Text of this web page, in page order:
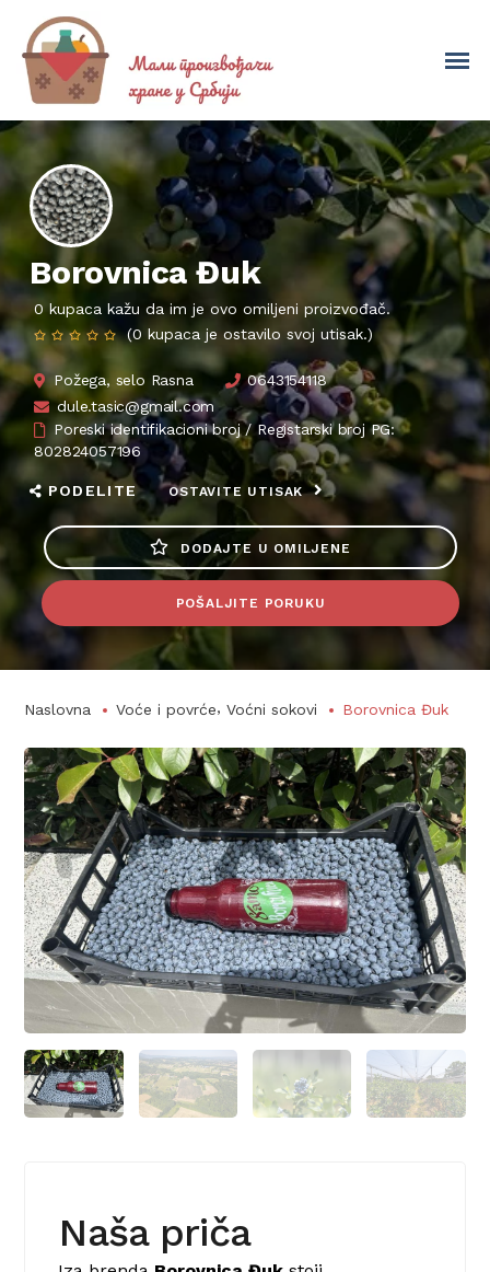
Borovnica Đuk
0 kupaca kažu da im je ovo omiljeni proizvođač.
(0 kupaca je ostavilo svoj utisak.)
Požega, selo Rasna
0643154118
dule.tasic@gmail.com
Poreski identifikacioni broj / Registarski broj PG:
802824057196
PODELITE OSTAVITE UTISAK
DODAJTE U OMILJENE
POŠALJITE PORUKU
Naslovna Voće i povrće,Voćni sokovi Borovnica Đuk
Naša priča